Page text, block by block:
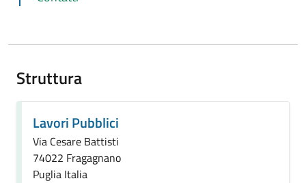
Struttura
Lavori Pubblici
Via Cesare Battisti
74022 Fragagnano
Puglia Italia